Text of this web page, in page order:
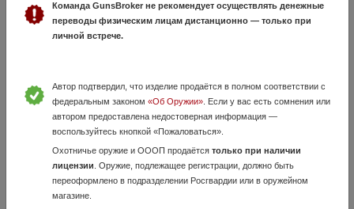
4 Июня, в 02:30
33 000 руб.
SFP, прицельная марка ar-bdc3 с дальномерной шкалой и
подсветкой, с...
Команда GunsBroker не рекомендует осуществлять денежные
переводы физическим лицам дистанционно — только при
личной встрече.
Автор подтвердил, что изделие продаётся в полном соответствии с
федеральным законом «Об Оружии». Если у вас есть сомнения или
автором предоставлена недостоверная информация —
воспользуйтесь кнопкой «Пожаловаться».
Охотничье оружие и ОООП продаётся только при наличии
лицензии . Оружие, подлежащее регистрации, должно быть
переоформлено в подразделении Росгвардии или в оружейном
магазине.